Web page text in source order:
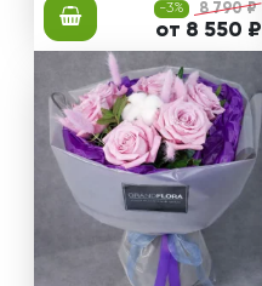
-3% 8 790 ₽
от 8 550 ₽